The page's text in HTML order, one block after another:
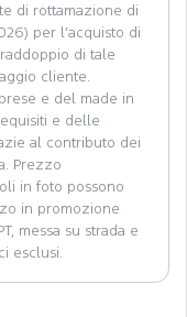
di rottamazione di
per l’acquisto di
di tale
cliente.
e del made in
e delle
al contributo dei
Prezzo
in foto possono
in promozione
messa su strada e
esclusi.